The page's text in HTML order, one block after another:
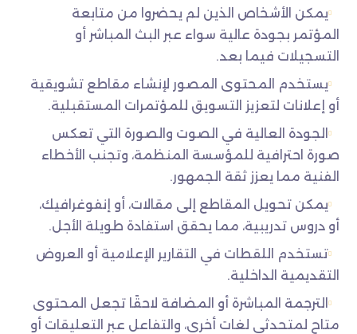
يمكن الأشخاص الذين لم يحضروا من متابعة
المؤتمر بجودة عالية سواء عبر البث المباشر أو
التسجيلات فيما بعد.
يستخدم المحتوى المصور لإنشاء مقاطع تشويقية
أو إعلانات لتعزيز التسويق للمؤتمرات المستقبلية.
الجودة العالية في الصوت والصورة التي تعكس
صورة احترافية للمؤسسة المنظمة، وتجنب الأخطاء
الفنية مما يعزز ثقة الجمهور.
يمكن تحويل المقاطع إلى مقالات، أو إنفوغرافيك،
أو دروس تدريبية، مما يحقق استفادة طويلة الأجل.
تستخدم اللقطات في التقارير الإعلامية أو العروض
التقديمية الداخلية.
الترجمة المباشرة أو المضافة لاحقًا تجعل المحتوى
متاح لمتحدثي لغات أخرى، والتفاعل عبر التعليقات أو